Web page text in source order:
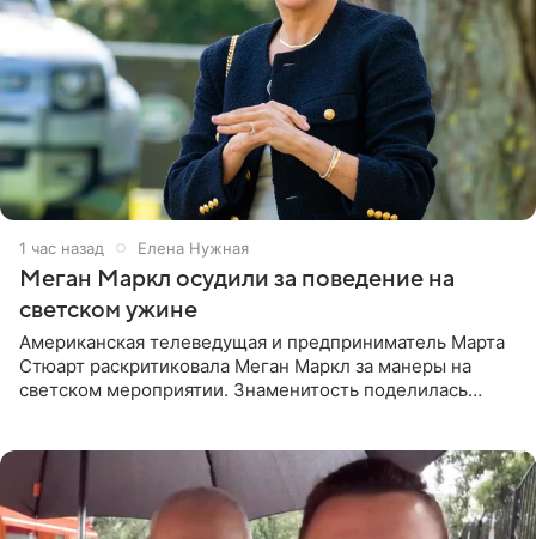
1 час назад Елена Нужная
Меган Маркл осудили за поведение на
светском ужине
Американская телеведущая и предприниматель Марта
Стюарт раскритиковала Меган Маркл за манеры на
светском мероприятии. Знаменитость поделилась